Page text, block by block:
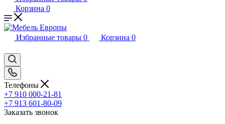
Корзина 0
Избранные товары 0 Корзина 0
Телефоны
+7 910 000-21-81
+7 913 601-80-09
Заказать звонок